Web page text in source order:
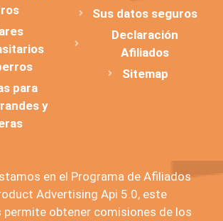
para
y
Sus datos seguros
Declaración
Afiliados
Sitemap
en el Programa de Afiliados
Advertising Api 5.0, este
permite obtener comisiones de los